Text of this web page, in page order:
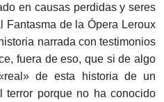
en causas perdidas y seres
Fantasma de la Ópera Leroux
narrada con testimonios
fuera de eso, que si de algo
de esta historia de un
terror porque no ha conocido